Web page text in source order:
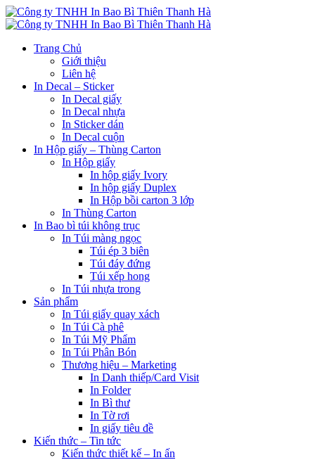
Trang Chủ
Giới thiệu
Liên hệ
In Decal – Sticker
In Decal giấy
In Decal nhựa
In Sticker dán
In Decal cuộn
In Hộp giấy – Thùng Carton
In Hộp giấy
In hộp giấy Ivory
In hộp giấy Duplex
In Hộp bồi carton 3 lớp
In Thùng Carton
In Bao bì túi không trục
In Túi màng ngọc
Túi ép 3 biên
Túi đáy đứng
Túi xếp hong
In Túi nhựa trong
Sản phẩm
In Túi giấy quay xách
In Túi Cà phê
In Túi Mỹ Phẩm
In Túi Phân Bón
Thương hiệu – Marketing
In Danh thiếp/Card Visit
In Folder
In Bì thư
In Tờ rơi
In giấy tiêu đề
Kiến thức – Tin tức
Kiến thức thiết kế – In ấn